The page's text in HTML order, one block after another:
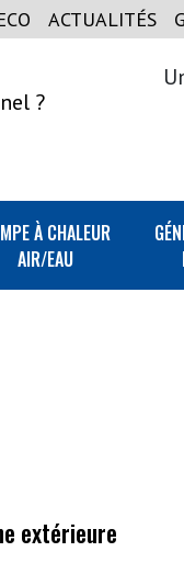
ACTUALITÉS
?
À CHALEUR
AIR/EAU
extérieure